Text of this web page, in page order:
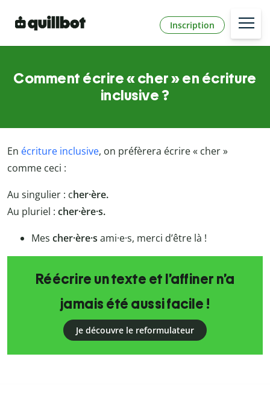
Inscription
Comment écrire « cher » en écriture
inclusive ?
En écriture inclusive, on préfèrera écrire « cher »
comme ceci :
Au singulier : cher·ère.
Au pluriel : cher·ère·s.
Mes cher·ère·s ami·e·s, merci d’être là !
Réécrire un texte et l’affiner n’a
jamais été aussi facile !
Je découvre le reformulateur